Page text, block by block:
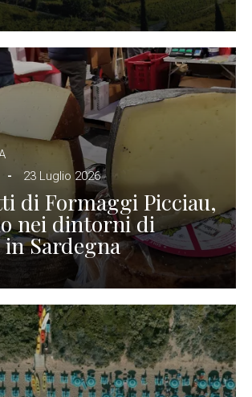
23 Luglio 2026
di Formaggi Picciau,
nei dintorni di
Sardegna